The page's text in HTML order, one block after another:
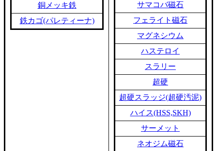
銅メッキ鉄
鉄カゴ(パレティーナ)
サマコバ磁石
フェライト磁石
マグネシウム
ハステロイ
スラリー
超硬
超硬スラッジ(超硬汚泥)
ハイス(HSS,SKH)
サーメット
ネオジム磁石